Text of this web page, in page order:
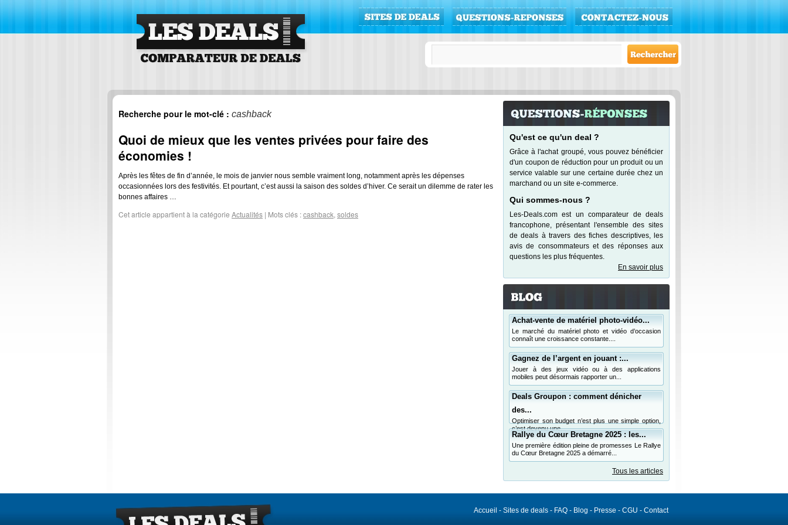
de deals
Recherche pour le mot-clé : cashback
Quoi de mieux que les ventes privées pour faire des
économies !
Après les fêtes de fin d’année, le mois de janvier nous semble vraiment long, notamment après les dépenses
occasionnées lors des festivités. Et pourtant, c’est aussi la saison des soldes d’hiver. Ce serait un dilemme de rater les
bonnes affaires …
Cet article appartient à la catégorie Actualités | Mots clés :cashback, soldes
Qu'est ce qu'un deal ?
Grâce à l'achat groupé, vous pouvez bénéficier
d'un coupon de réduction pour un produit ou un
service valable sur une certaine durée chez un
marchand ou un site e-commerce.
Qui sommes-nous ?
Les-Deals.com est un comparateur de deals
francophone, présentant l'ensemble des sites
de deals à travers des fiches descriptives, les
avis de consommateurs et des réponses aux
questions les plus fréquentes.
En savoir plus
Achat-vente de matériel photo-vidéo...
Le marché du matériel photo et vidéo d’occasion
connaît une croissance constante....
Gagnez de l’argent en jouant :...
Jouer à des jeux vidéo ou à des applications
mobiles peut désormais rapporter un...
Deals Groupon : comment dénicher
des...
Optimiser son budget n’est plus une simple option,
c’est devenu une...
Rallye du Cœur Bretagne 2025 : les...
Une première édition pleine de promesses Le Rallye
du Cœur Bretagne 2025 a démarré...
Tous les articles
Accueil - Sites de deals - FAQ - Blog - Presse - CGU - Contact